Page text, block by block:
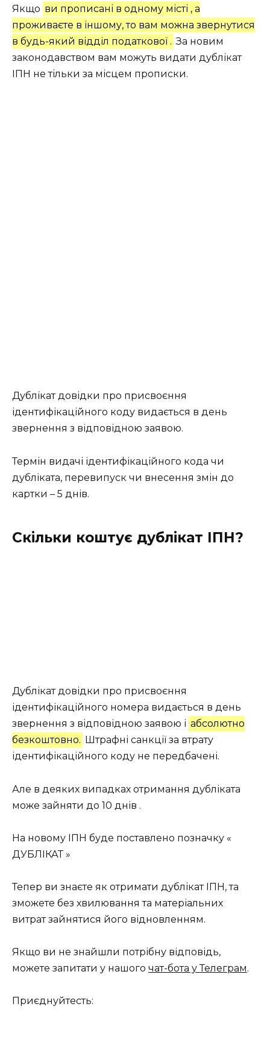
Якщо ви прописані в одному місті , а
проживаєте в іншому, то вам можна звернутися
в будь-який відділ податкової . За новим
законодавством вам можуть видати дублікат
ІПН не тільки за місцем прописки.
Дублікат довідки про присвоєння
ідентифікаційного коду видається в день
звернення з відповідною заявою.
Термін видачі ідентифікаційного кода чи
дубліката, перевипуск чи внесення змін до
картки – 5 днів.
Скільки коштує дублікат ІПН?
Дублікат довідки про присвоєння
ідентифікаційного номера видається в день
звернення з відповідною заявою і абсолютно
безкоштовно. Штрафні санкції за втрату
ідентифікаційного коду не передбачені.
Але в деяких випадках отримання дубліката
може зайняти до 10 днів .
На новому ІПН буде поставлено позначку «
ДУБЛІКАТ »
Тепер ви знаєте як отримати дублікат ІПН, та
зможете без хвилювання та матеріальних
витрат зайнятися його відновленням.
Якщо ви не знайшли потрібну відповідь,
можете запитати у нашого чат-бота у Телеграм.
Приєднуйтесть: